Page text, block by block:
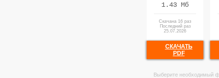
1.43 Мб
Скачана 16 раз
Последний раз
25.07.2026
СКАЧАТЬ
PDF
Выберите необходимый